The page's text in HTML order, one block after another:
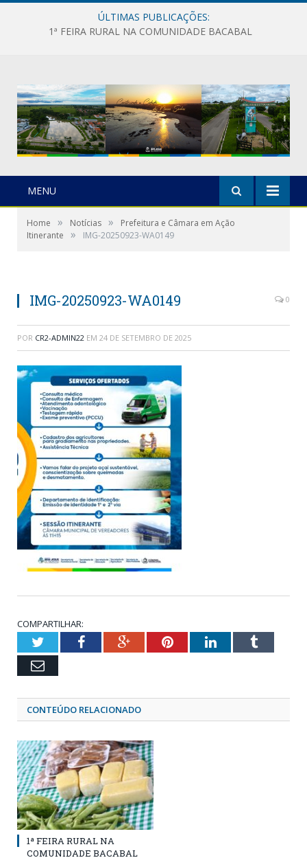
ÚLTIMAS PUBLICAÇÕES:
1ª FEIRA RURAL NA COMUNIDADE BACABAL
MENU
Home » Notícias »
Prefeitura e Câmara em Ação
Itinerante
» IMG-20250923-WA0149
IMG-20250923-WA0149 0
POR CR2-ADMIN22 EM 24 DE SETEMBRO DE 2025
COMPARTILHAR:
TwitterFacebookGoogle+PinterestLinkedInTumblr
Email
CONTEÚDO RELACIONADO
1ª FEIRA RURAL NA
COMUNIDADE BACABAL